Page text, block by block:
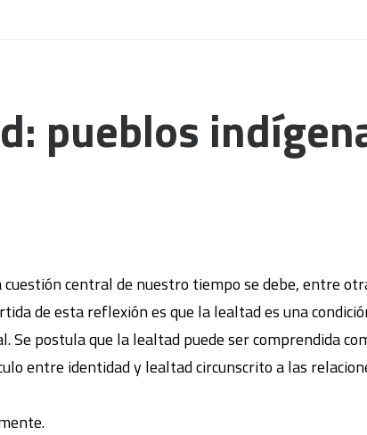
pueblos
central de nuestro tiempo se debe, entre
de esta reflexión es que la lealtad es una
Se postula que la lealtad puede ser comprendida
entre identidad y lealtad circunscrito a las